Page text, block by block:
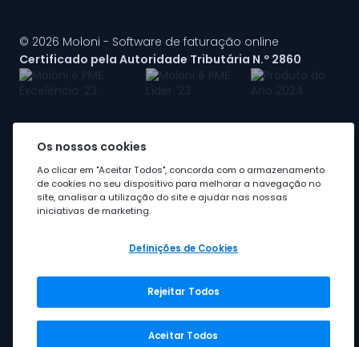
© 2026 Moloni - Software de faturação online
Certificado pela Autoridade Tributária N.º 2860
A Moloni faz parte dogrupo Visma
Grupo Visma
Visma em Portugal
Os nossos cookies
Ao clicar em "Aceitar Todos", concorda com o armazenamento
de cookies no seu dispositivo para melhorar a navegação no
site, analisar a utilização do site e ajudar nas nossas
iniciativas de marketing.
Definições de Cookies
Rejeitar Todos
Aceitar Todos